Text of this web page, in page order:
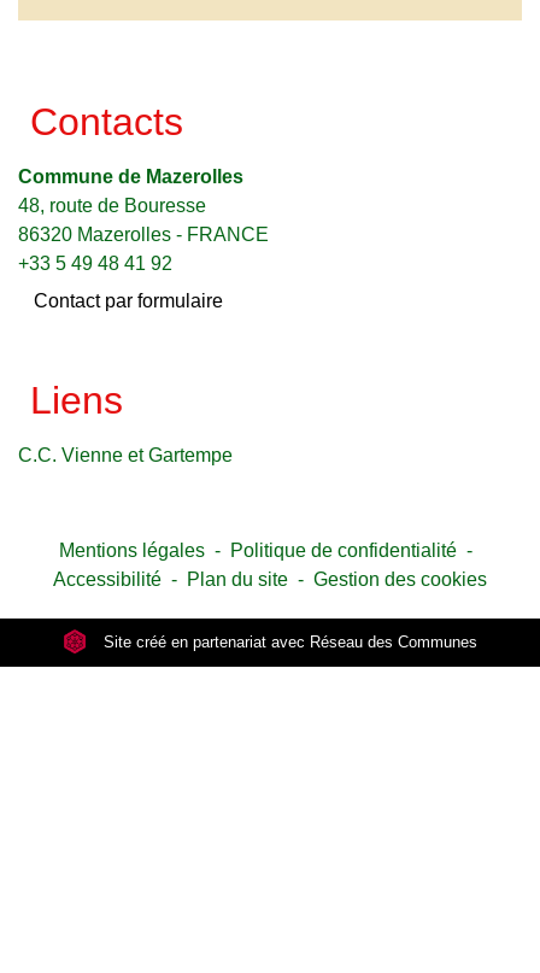
Contacts
Commune de Mazerolles
48, route de Bouresse
86320 Mazerolles - FRANCE
+33 5 49 48 41 92
Contact par formulaire
Liens
C.C. Vienne et Gartempe
Mentions légales - Politique de confidentialité -
Accessibilité - Plan du site - Gestion des cookies
Site créé en partenariat avec Réseau des Communes